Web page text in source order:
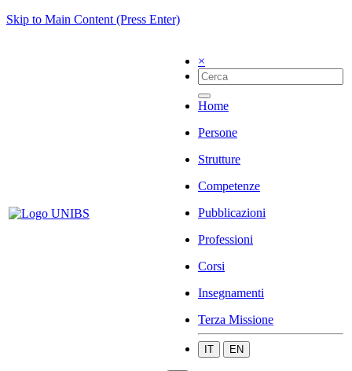
Skip to Main Content (Press Enter)
×
Home
Persone
Strutture
Competenze
Pubblicazioni
Professioni
Corsi
Insegnamenti
Terza Missione
IT EN